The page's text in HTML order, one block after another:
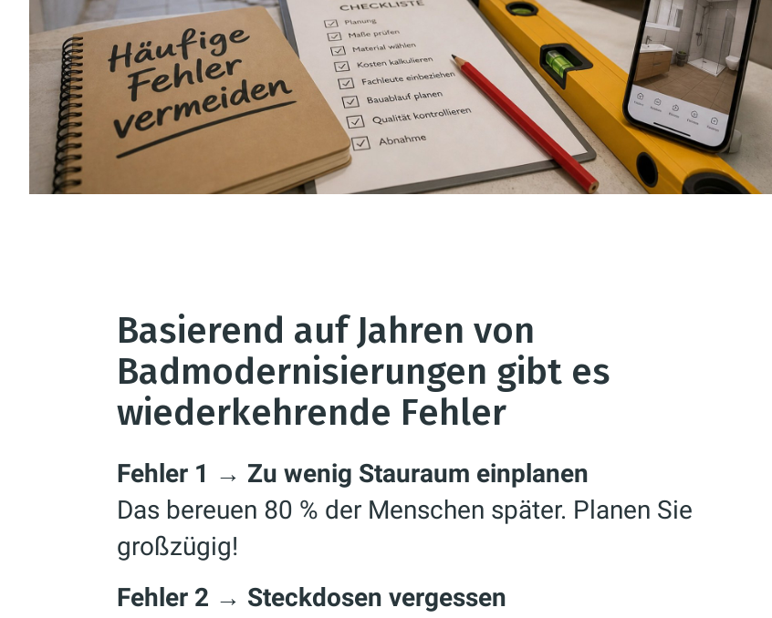
Basierend auf Jahren von
Badmodernisierungen gibt es
wiederkehrende Fehler
Fehler 1 → Zu wenig Stauraum einplanen
Das bereuen 80 % der Menschen später. Planen Sie
großzügig!
Fehler 2 → Steckdosen vergessen